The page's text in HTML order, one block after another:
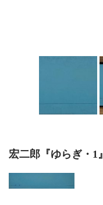
宏二郎『ゆらぎ・1』